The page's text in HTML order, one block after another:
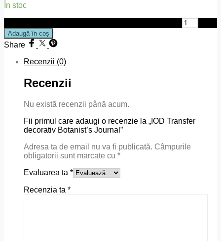
În stoc
Adaugă în coș
Share
Recenzii (0)
Recenzii
Nu există recenzii până acum.
Fii primul care adaugi o recenzie la „IOD Transfer
decorativ Botanist’s Journal”
Adresa ta de email nu va fi publicată. Câmpurile
obligatorii sunt marcate cu *
Evaluarea ta *
Recenzia ta *